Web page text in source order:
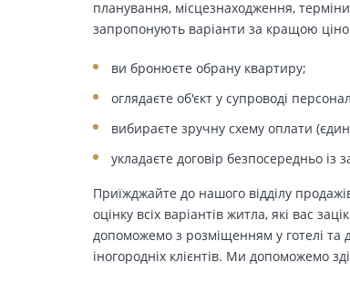
планування, місцезнаходження,
запропонують варіанти за кращою
ви бронюєте обрану квартиру;
оглядаєте об'єкт у супроводі
вибираєте зручну схему оплати
укладаєте договір безпосередньо із
Приїжджайте до нашого відділу
оцінку всіх варіантів житла, які вас
допоможемо з розміщенням у готелі та
іногородніх клієнтів. Ми допоможемо